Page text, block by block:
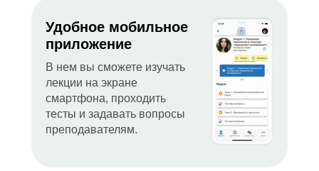
Удобное мобильное
приложение
В нем вы сможете изучать
лекции на экране
смартфона, проходить
тесты и задавать вопросы
преподавателям.